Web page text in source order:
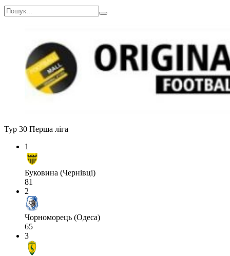
Тур 30 Перша ліга
1
Буковина (Чернівці)
81
2
Чорноморець (Одеса)
65
3